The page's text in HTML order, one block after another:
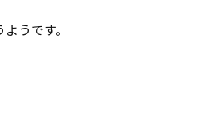
うです。